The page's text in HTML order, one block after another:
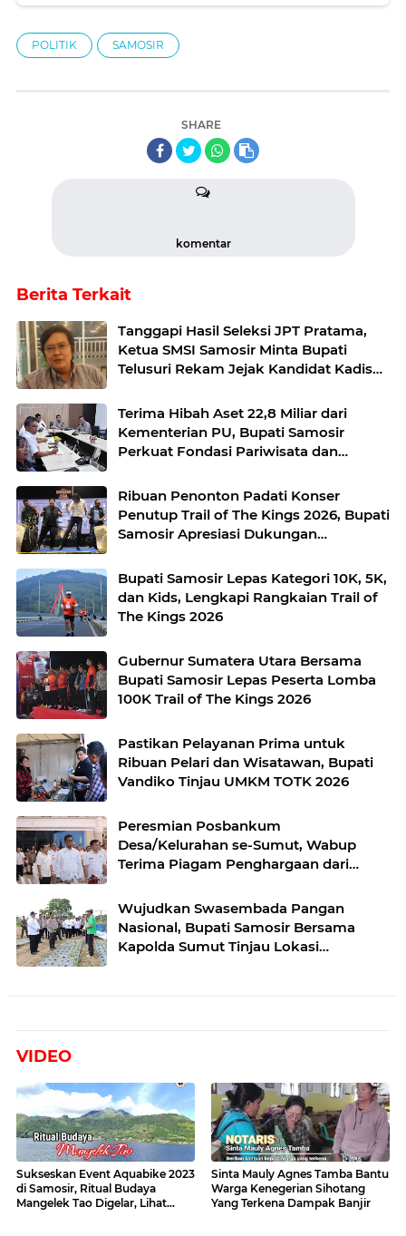
POLITIK SAMOSIR
SHARE
komentar
Berita Terkait
Tanggapi Hasil Seleksi JPT Pratama,
Ketua SMSI Samosir Minta Bupati
Telusuri Rekam Jejak Kandidat Kadis
Terima Hibah Aset 22,8 Miliar dari
Kementerian PU, Bupati Samosir
Perkuat Fondasi Pariwisata dan
Ribuan Penonton Padati Konser
Penutup Trail of The Kings 2026, Bupati
Samosir Apresiasi Dukungan
Bupati Samosir Lepas Kategori 10K, 5K,
dan Kids, Lengkapi Rangkaian Trail of
The Kings 2026
Gubernur Sumatera Utara Bersama
Bupati Samosir Lepas Peserta Lomba
100K Trail of The Kings 2026
Pastikan Pelayanan Prima untuk
Ribuan Pelari dan Wisatawan, Bupati
Vandiko Tinjau UMKM TOTK 2026
Peresmian Posbankum
Desa/Kelurahan se-Sumut, Wabup
Terima Piagam Penghargaan dari
Wujudkan Swasembada Pangan
Nasional, Bupati Samosir Bersama
Kapolda Sumut Tinjau Lokasi
VIDEO
Sukseskan Event Aquabike 2023
di Samosir, Ritual Budaya
Mangelek Tao Digelar, Lihat
Sinta Mauly Agnes Tamba Bantu
Warga Kenegerian Sihotang
Yang Terkena Dampak Banjir